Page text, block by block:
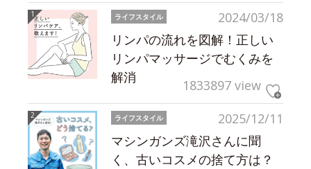
2024/03/18
ライフスタイル
リンパの流れを図解！正しい
リンパマッサージでむくみを
解消
1833897 view
2025/12/11
ライフスタイル
マシンガンズ滝沢さんに聞
く、古いコスメの捨て方は？